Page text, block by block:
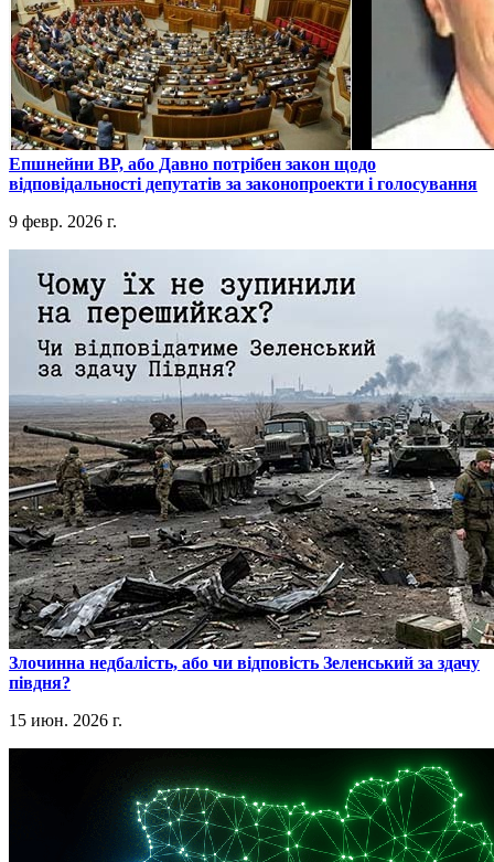
​Епшнейни ВР, або Давно потрібен закон щодо
відповідальності депутатів за законопроекти і голосування
9 февр. 2026 г.
​Злочинна недбалість, або чи відповість Зеленський за здачу
півдня?
15 июн. 2026 г.